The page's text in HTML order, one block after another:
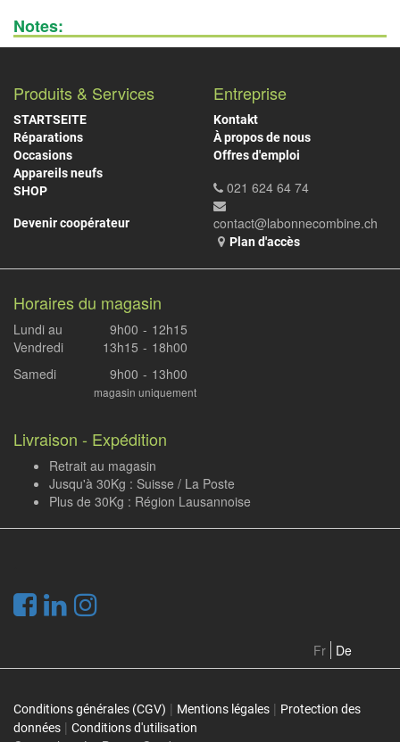
Notes:
Produits & Services
STARTSEITE
Réparations
Occasions
Appareils neufs
SHOP
Devenir coopérateur
Entreprise
Kontakt
À propos de nous
Offres d'emploi
021 624 64 74
contact@labonnecombine.ch
Plan d'accès
Horaires du magasin
Lundi au
Vendredi
9h00
13h15
-
-
12h15
18h00
Samedi
9h00 - 13h00
magasin uniquement
Livraison - Expédition
Retrait au magasin
Jusqu'à 30Kg : Suisse / La Poste
Plus de 30Kg : Région Lausannoise
Fr De
Conditions générales (CGV) | Mentions légales | Protection des
données | Conditions d'utilisation